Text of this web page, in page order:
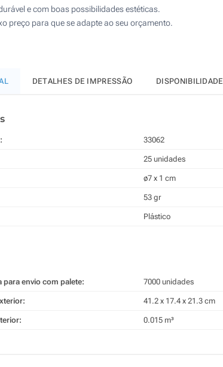
e com boas possibilidades estéticas.
preço para que se adapte ao seu orçamento.
DETALHES DE IMPRESSÃO DISPONIBILIDADE
33062
25 unidades
ø7 x 1 cm
53 gr
Plástico
envio com palete: 7000 unidades
41.2 x 17.4 x 21.3 cm
0.015 m³